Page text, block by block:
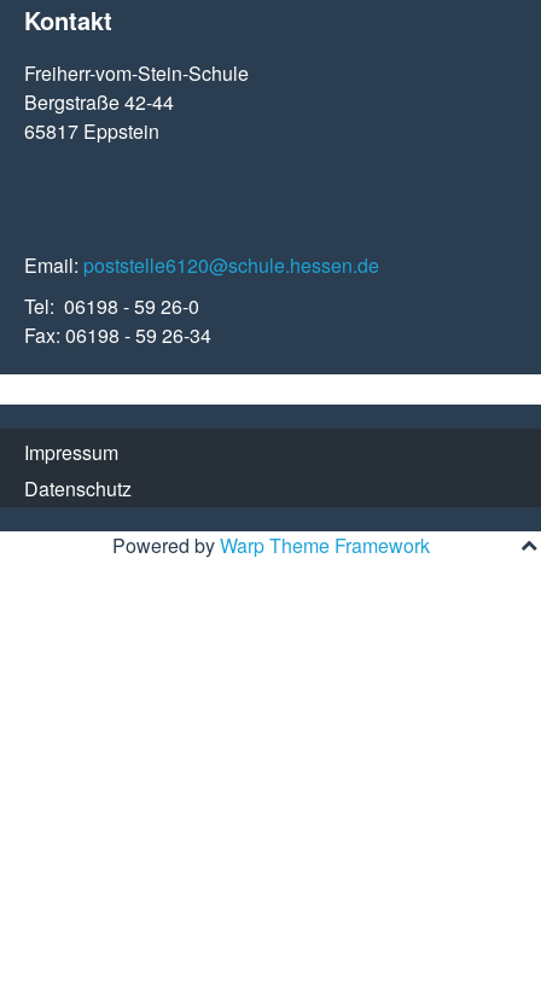
Kontakt
Freiherr-vom-Stein-Schule
Bergstraße 42-44
65817 Eppstein
Email: poststelle6120@schule.hessen.de
Tel: 06198 - 59 26-0
Fax: 06198 - 59 26-34
Impressum
Datenschutz
Powered byWarp Theme Framework